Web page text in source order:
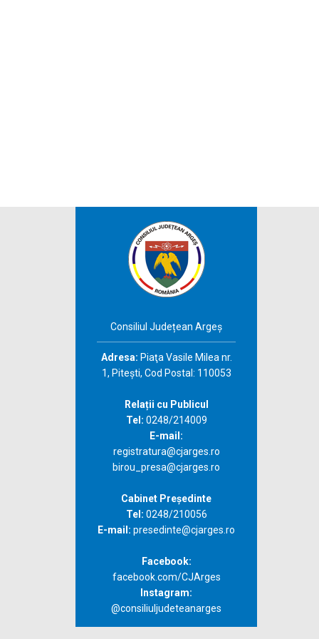
Consiliul Județean Argeș
Adresa: Piaţa Vasile Milea nr.
1, Piteşti, Cod Postal: 110053
Relații cu Publicul
Tel: 0248/214009
E-mail:
registratura@cjarges.ro
birou_presa@cjarges.ro
Cabinet Președinte
Tel: 0248/210056
E-mail: presedinte@cjarges.ro
Facebook:
facebook.com/CJArges
Instagram:
@consiliuljudeteanarges